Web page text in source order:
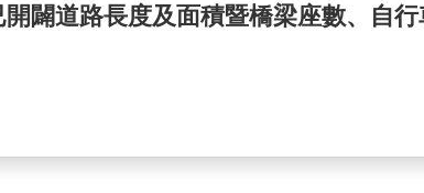
闢道路長度及面積暨橋梁座數、自